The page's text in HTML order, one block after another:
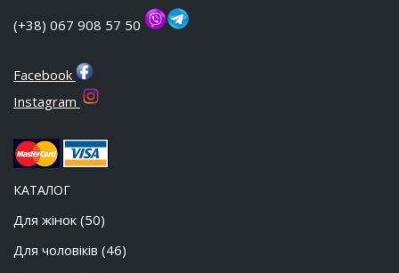
(+38) 067 908 57 50
Facebook
Instagram
КАТАЛОГ
Для жінок (50)
Для чоловіків (46)